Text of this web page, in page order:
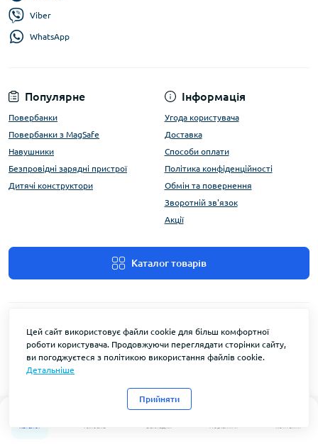
Каталог Головна Закладки
0
Порівняти Контакти
Популярне
Повербанки
Повербанки з MagSafe
Навушники
Безпровідні зарядні пристрої
Дитячі конструктори
Інформація
Угода користувача
Доставка
Способи оплати
Політика конфіденційності
Обмін та повернення
Зворотній зв'язок
Акції
Каталог товарів
Viber
WhatsApp
Цей сайт використовує файли cookie для більш комфортної
роботи користувача. Продовжуючи переглядати сторінки сайту,
ви погоджуєтеся з політикою використання файлів cookie.
Детальніше
Прийняти